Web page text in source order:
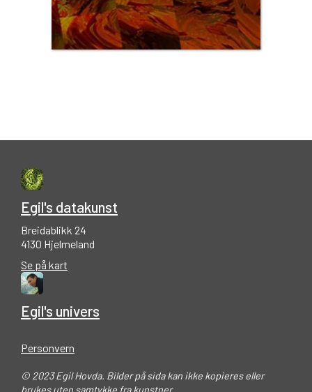
Egil's datakunst
Breidablikk 24
4130 Hjelmeland
Se på kart
Egil's univers
Personvern
© 2023 Egil Hovda. Bilder på sida kan ikke kopieres eller